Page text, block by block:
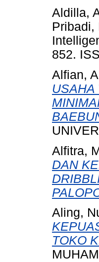
Aldilla,
Pribadi,
852.
Alfian,
USAHA
Alfitra,
DAN
Aling,
TOKO